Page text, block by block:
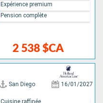
2 538 $CA
Expérience premium
Pension complète
San Diego 16/01/2027
Cuisine raffinée